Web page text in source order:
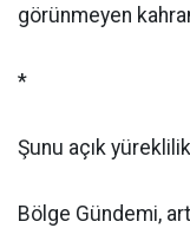
görünmeyen
*
Şunu açık
Bölge Gündemi,